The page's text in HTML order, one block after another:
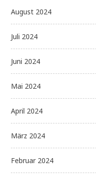
August 2024
Juli 2024
Juni 2024
Mai 2024
April 2024
März 2024
Februar 2024